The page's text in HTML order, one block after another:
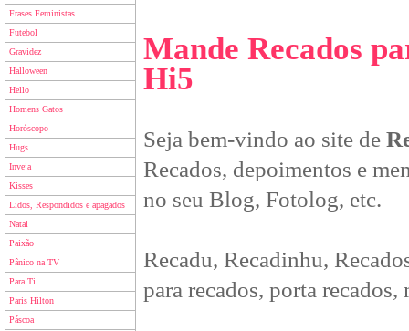
Frases Feministas
Futebol
Gravidez
Halloween
Hello
Homens Gatos
Horóscopo
Hugs
Inveja
Kisses
Lidos, Respondidos e apagados
Natal
Paixão
Pânico na TV
Para Ti
Paris Hilton
Páscoa
Mande Recados
Hi5
Seja bem-vindo ao site de
Recados, depoimentos e
no seu Blog, Fotolog, etc.
Recadu, Recadinhu,
para recados, porta